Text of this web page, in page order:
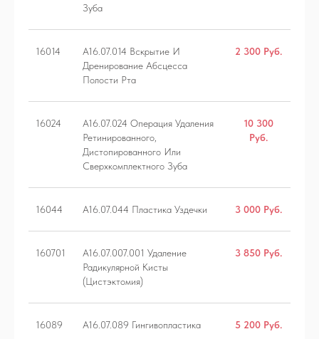
Зуба
16014
A16.07.014 Вскрытие И
Дренирование Абсцесса
Полости Рта
2 300 Руб.
16024
A16.07.024 Операция Удаления
Ретинированного,
Дистопированного Или
Сверхкомплектного Зуба
10 300
Руб.
16044 A16.07.044 Пластика Уздечки 3 000 Руб.
160701
A16.07.007.001 Удаление
Радикулярной Кисты
(Цистэктомия)
3 850 Руб.
16089 A16.07.089 Гингивопластика 5 200 Руб.